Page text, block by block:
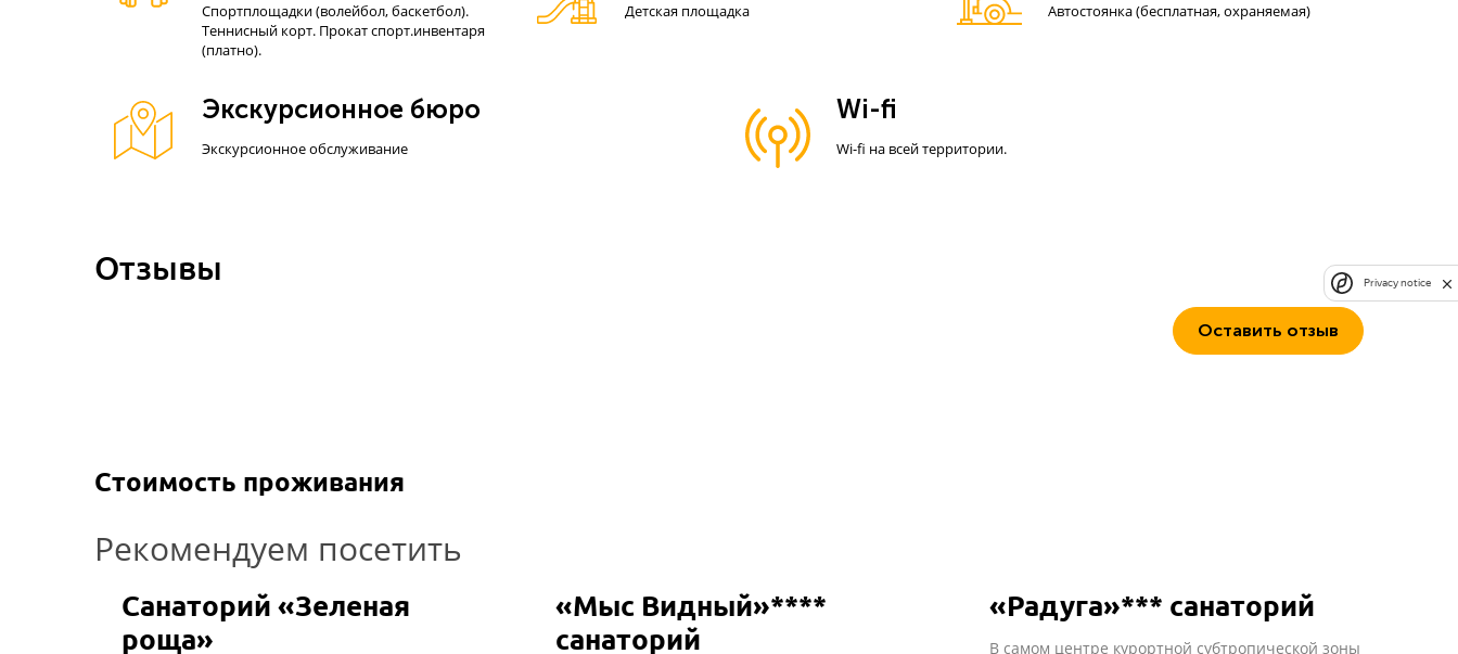
Спортплощадки (волейбол, баскетбол).
Теннисный корт. Прокат спорт.инвентаря
(платно).
Детская площадка Автостоянка (бесплатная, охраняемая)
Экскурсионное бюро
Экскурсионное обслуживание
Wi-fi
Wi-fi на всей территории.
Отзывы
Оставить отзыв
Стоимость проживания
Рекомендуем посетить
Санаторий «Зеленая
роща»
«Мыс Видный»****
санаторий
«Радуга»*** санаторий
В самом центре курортной субтропической зоны
Privacy notice